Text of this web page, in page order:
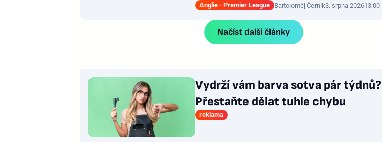
Anglie - Premier League Bartoloměj Černík3. srpna 202613:00
Načíst další články
Vydrží vám barva sotva pár týdnů?
Přestaňte dělat tuhle chybu
reklama